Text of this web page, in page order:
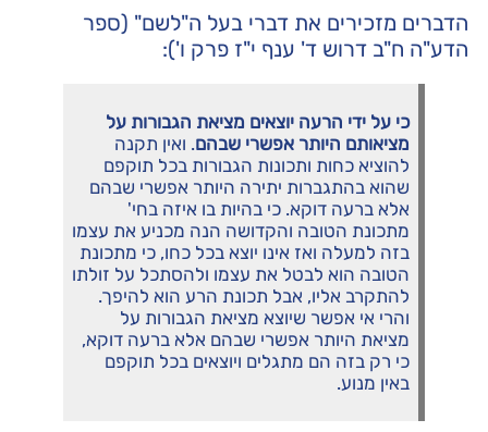
הדברים מזכירים את דברי בעל ה"לשם" (ספר
הדע"ה ח"ב דרוש ד' ענף י"ז פרק ו'):
כי על ידי הרעה יוצאים מציאת הגבורות על
מציאותם היותר אפשרי שבהם. ואין תקנה
להוציא כחות ותכונות הגבורות בכל תוקפם
שהוא בהתגברות יתירה היותר אפשרי שבהם
אלא ברעה דוקא. כי בהיות בו איזה בחי'
מתכונת הטובה והקדושה הנה מכניע את עצמו
בזה למעלה ואז אינו יוצא בכל כחו, כי מתכונת
הטובה הוא לבטל את עצמו ולהסתכל על זולתו
להתקרב אליו, אבל תכונת הרע הוא להיפך.
והרי אי אפשר שיוצא מציאת הגבורות על
מציאת היותר אפשרי שבהם אלא ברעה דוקא,
כי רק בזה הם מתגלים ויוצאים בכל תוקפם
באין מנוע.